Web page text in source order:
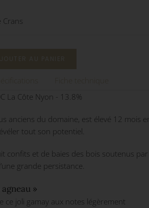
Crans
La Côte Nyon - 13.8%
anciens du domaine, est élevé 12 mois
tout son potentiel.
confits et de baies des bois soutenus par
grande persistance.
»
ce joli gamay aux notes légèrement